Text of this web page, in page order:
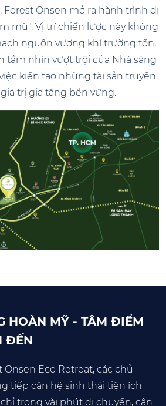
Forest Onsen mở ra hành trình di
mù". Vị trí chiến lược này không
nguồn vượng khí trường tồn,
tầm nhìn vượt trội của Nhà sáng
kiến tạo những tài sản truyền
trị gia tăng bền vững.
HOÀN MỸ - TÂM ĐIỂM
ĐẾN
Eco Retreat, các chủ
tiếp cận hệ sinh thái tiện ích
trong vài phút di chuyển, cân